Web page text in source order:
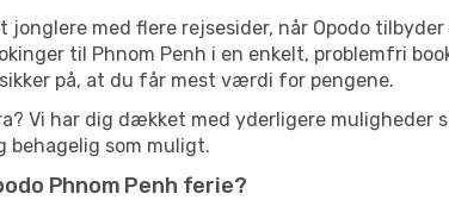
jonglere med flere rejsesider, når Opodo
til Phnom Penh i en enkelt, problemfri
på, at du får mest værdi for pengene.
Vi har dig dækket med yderligere
behagelig som muligt.
Phnom Penh ferie?